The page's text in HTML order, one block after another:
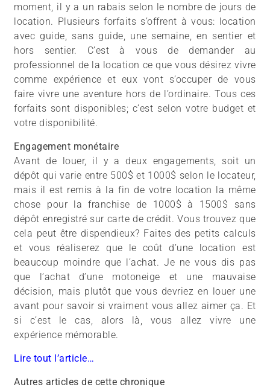
moment, il y a un rabais selon le nombre de jours de
location. Plusieurs forfaits s’offrent à vous: location
avec guide, sans guide, une semaine, en sentier et
hors sentier. C’est à vous de demander au
professionnel de la location ce que vous désirez vivre
comme expérience et eux vont s’occuper de vous
faire vivre une aventure hors de l’ordinaire. Tous ces
forfaits sont disponibles; c’est selon votre budget et
votre disponibilité.
Engagement monétaire
Avant de louer, il y a deux engagements, soit un
dépôt qui varie entre 500$ et 1000$ selon le locateur,
mais il est remis à la fin de votre location la même
chose pour la franchise de 1000$ à 1500$ sans
dépôt enregistré sur carte de crédit. Vous trouvez que
cela peut être dispendieux? Faites des petits calculs
et vous réaliserez que le coût d’une location est
beaucoup moindre que l’achat. Je ne vous dis pas
que l’achat d’une motoneige et une mauvaise
décision, mais plutôt que vous devriez en louer une
avant pour savoir si vraiment vous allez aimer ça. Et
si c’est le cas, alors là, vous allez vivre une
expérience mémorable.
Lire tout l’article…
Autres articles de cette chronique